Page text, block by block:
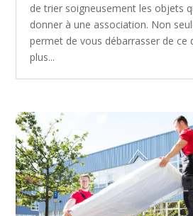
de trier soigneusement les objets
donner à une association. Non
permet de vous débarrasser de ce
plus...